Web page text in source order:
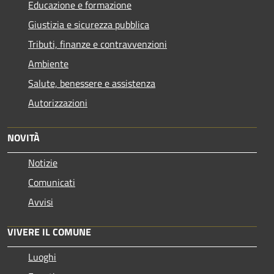
Educazione e formazione
Giustizia e sicurezza pubblica
Tributi, finanze e contravvenzioni
Ambiente
Salute, benessere e assistenza
Autorizzazioni
NOVITÀ
Notizie
Comunicati
Avvisi
VIVERE IL COMUNE
Luoghi